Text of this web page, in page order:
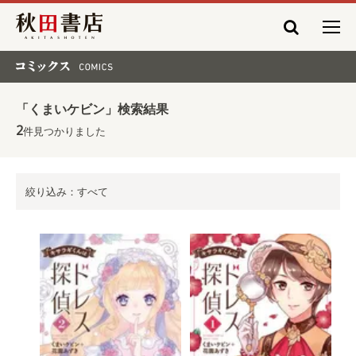
秋田書店
「くまいケビン」検索結果
2件見つかりました
絞り込み：すべて